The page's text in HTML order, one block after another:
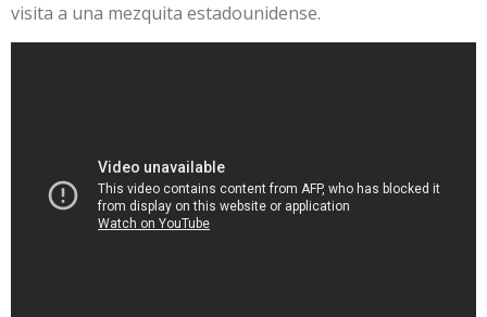
visita a una mezquita estadounidense.